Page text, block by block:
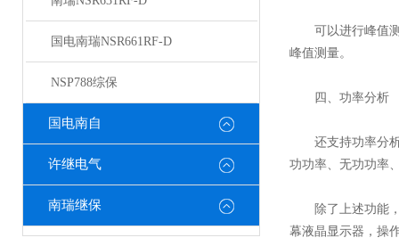
国电南瑞NSR661RF-D
NSP788综保
国电南自
许继电气
南瑞继保
可以进行峰值测
峰值测量。
四、功率分析
还支持功率分析
功功率、无功功率
除了上述功能，
幕液晶显示器，操